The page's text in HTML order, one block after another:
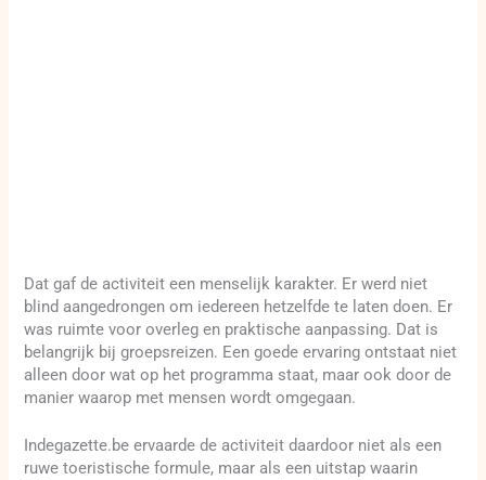
Dat gaf de activiteit een menselijk karakter. Er werd niet
blind aangedrongen om iedereen hetzelfde te laten doen. Er
was ruimte voor overleg en praktische aanpassing. Dat is
belangrijk bij groepsreizen. Een goede ervaring ontstaat niet
alleen door wat op het programma staat, maar ook door de
manier waarop met mensen wordt omgegaan.
Indegazette.be ervaarde de activiteit daardoor niet als een
ruwe toeristische formule, maar als een uitstap waarin